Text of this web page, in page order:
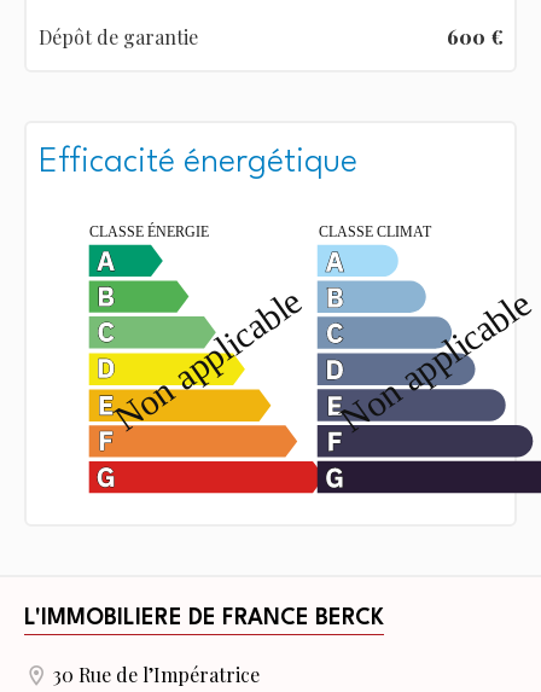
Dépôt de garantie 600 €
Efficacité énergétique
L'IMMOBILIERE DE FRANCE BERCK
30 Rue de l’Impératrice